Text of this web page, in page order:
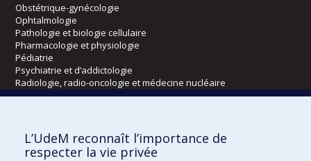
Obstétrique-gynécologie
Ophtalmologie
Pathologie et biologie cellulaire
Pharmacologie et physiologie
Pédiatrie
Psychiatrie et d’addictologie
Radiologie, radio-oncologie et médecine nucléaire
Kinésiologie et des sciences de l’activité physique
L’UdeM reconnaît l’importance de
respecter la vie privée